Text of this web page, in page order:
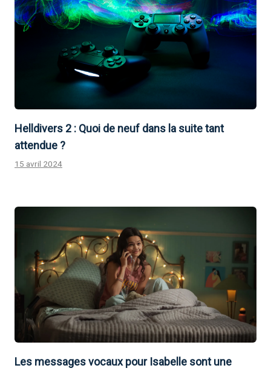
Helldivers 2 : Quoi de neuf dans la suite tant
attendue ?
15 avril 2024
Les messages vocaux pour Isabelle sont une